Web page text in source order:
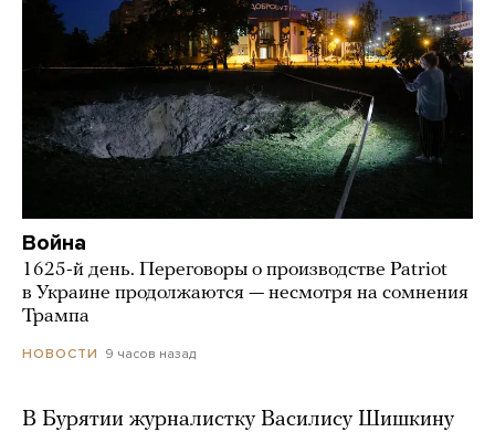
Война
1625-й день. Переговоры о производстве Patriot
в Украине продолжаются — несмотря на сомнения
Трампа
НОВОСТИ 9 часов назад
В Бурятии журналистку Василису Шишкину